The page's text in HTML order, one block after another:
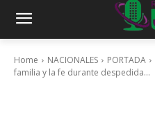
Home NACIONALES PORTADA
familia y la fe durante despedida...